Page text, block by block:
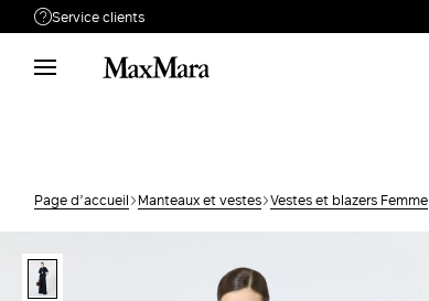
Service clients
Besoin de support ?
Téléphone : LUN / VEN 9 - 18
demande
Rechercher la
Page d’accueil Manteaux et vestes Vestes et blazers Femme